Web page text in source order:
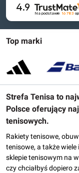
Top marki
Strefa Tenisa to
Polsce oferujący
tenisowych.
Rakiety tenisowe,
tenisowe, a także
sklepie tenisowym na
czy chciałbyś dopiero
4.9
Na podstawie 16 783